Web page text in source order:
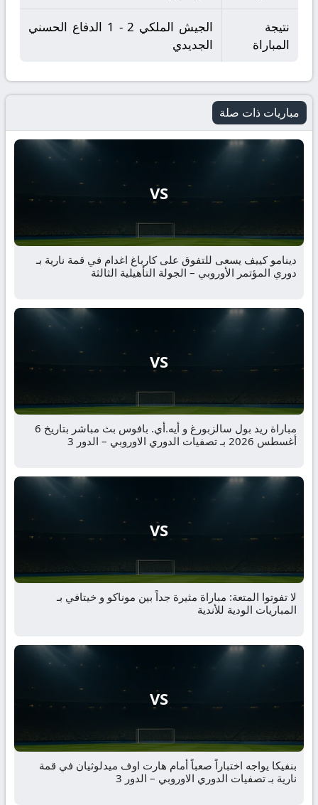
نتيجة
المباراة
الجيش الملكي 2 - 1 الدفاع الحسني
الجديدي
مباريات ذات صلة
VS
دينامو كييف يسعى للتفوق على كارباغ اغدام في قمة نارية بـ
دوري المؤتمر الأوروبي – الجولة التأهيلية الثالثة
VS
مباراة ريد بول سالزبورغ و أيه.أي. بافوس بث مباشر بتاريخ 6
أغسطس 2026 بـ تصفيات الدوري الاوروبي – الدور 3
VS
لا تفوتوا المتعة: مباراة مثيرة جداً بين موناكو و خيتافي بـ
المباريات الودية للأندية
VS
بنفيكا يواجه اختباراً صعباً أمام هارت اوف ميدلوثيان في قمة
نارية بـ تصفيات الدوري الاوروبي – الدور 3